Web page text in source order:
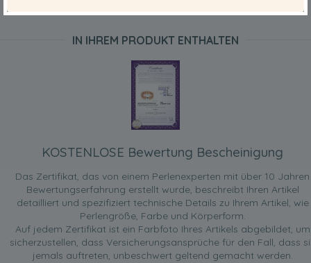
IN IHREM PRODUKT ENTHALTEN
KOSTENLOSE Bewertung Bescheinigung
Das Zertifikat, das von einem Perlenexperten mit über 10 Jahren
Bewertungserfahrung erstellt wurde, beschreibt Ihren Artikel
detailliert und spezifiziert technische Details zu Ihrem Artikel, wie
Perlengröße, Farbe und Körperform.
Auf jedem Zertifikat ist ein Farbfoto Ihres Artikels abgebildet, um
sicherzustellen, dass Versicherungsansprüche für den Fall, dass
jemals auftreten, unbeschwert geltend gemacht werden.